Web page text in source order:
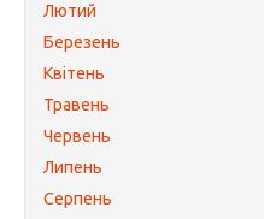
Лютий
Березень
Квітень
Травень
Червень
Липень
Серпень